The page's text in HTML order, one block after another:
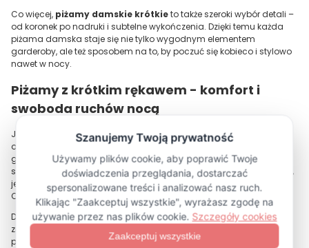
Co więcej, piżamy damskie krótkieto także szeroki wybór detali –
od koronek po nadruki i subtelne wykończenia. Dzięki temu każda
piżama damska staje się nie tylko wygodnym elementem
garderoby, ale też sposobem na to, by poczuć się kobieco i stylowo
nawet w nocy.
Piżamy z krótkim rękawem - komfort i
swoboda ruchów nocą
Jeśli szukasz wygodnego zestawu, który sprawdzi się na każdą
okazję, piżamy z krótkim rękawem to idealny wybór. To właśnie one
gwarantują, że Twój nocny odpoczynek będzie pełen komfortu i
swobody. W bodya.eu oferujemy różnorodne fasony – od gładkich,
jednolitych projektów po te w wzorach i materiałach, które pozwolą
Ci wyrazić swój styl.
Dzięki szerokiemu asortymentowi w naszym sklepie internetowym
znajdziesz swój ulubiony model – niezależnie od tego, czy
preferujesz klasykę, czy bardziej nowoczesne, stylowy akcenty.